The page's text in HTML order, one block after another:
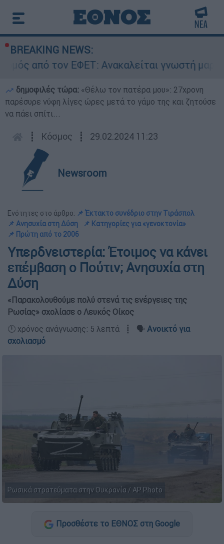
BREAKING NEWS:
τον ΕΦΕΤ: Ανακαλείται γνωστή μαρμελάδα -
δημοφιλές τώρα: «Θέλω τον πατέρα μου»: 27χρονη
παρέσυρε νύφη λίγες ώρες μετά το γάμο της και ζητούσε
να πάει σπίτι...
┋ Κόσμος ┋ 29.02.2024 11:23
Newsroom
Ενότητες στο άρθρο: 📌 Έκτακτο συνέδριο στην Τιράσπολ
📌 Ανησυχία στη Δύση
📌 Κατηγορίες για «γενοκτονία»
📌 Πρώτη από το 2006
Υπερδνειστερία: Έτοιμος να κάνει
επέμβαση ο Πούτιν; Ανησυχία στη
Δύση
«Παρακολουθούμε πολύ στενά τις ενέργειες της
Ρωσίας» σχολίασε ο Λευκός Οίκος
🕛 χρόνος ανάγνωσης: 5 λεπτά ┋ 🗣️ Ανοικτό για
σχολιασμό
Ρωσικά στρατεύματα στην Ουκρανία / AP Photo
Προσθέστε το ΕΘΝΟΣ στη Google